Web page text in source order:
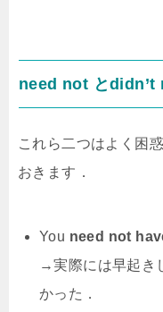
need not とdidn’t
これら二つはよく困
おきます．
You need not
→実際には早起き
かった．